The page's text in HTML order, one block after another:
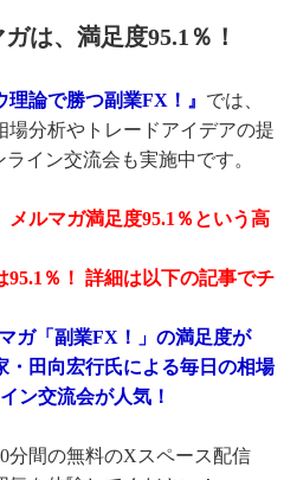
は、満足度95.1％！
理論で勝つ副業FX！』 では、
場分析やトレードアイデアの提
イン交流会も実施中です。
メルマガ満足度95.1％という高
％！ 詳細は以下の記事でチ
ガ「副業FX！」の満足度が
・田向宏行氏による毎日の相場
ン交流会が人気！
間の無料のXスペース配信